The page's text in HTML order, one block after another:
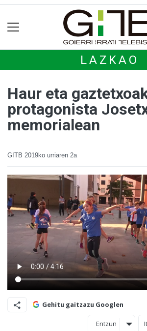
LAZKAO
Haur eta
protagonista
memorialean
GITB 2019ko urriaren 2a
Gehitu gaitzazu Googlen
Entzun